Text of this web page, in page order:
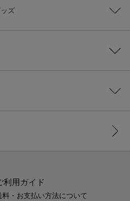
ズ
利用ガイド
料・お支払い方法について